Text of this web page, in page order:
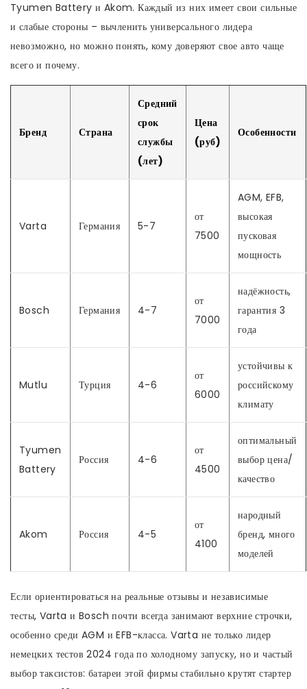
Tyumen Battery и Akom. Каждый из них имеет свои сильные
и слабые стороны – вычленить универсального лидера
невозможно, но можно понять, кому доверяют свое авто чаще
всего и почему.
Бренд Страна
Средний
срок
службы
(лет)
Цена
(руб)
Особенности
Varta Германия 5-7
от
7500
AGM, EFB,
высокая
пусковая
мощность
Bosch Германия 4-7
от
7000
надёжность,
гарантия 3
года
Mutlu Турция 4-6
от
6000
устойчивы к
российскому
климату
Tyumen
Battery
Россия 4-6
от
4500
оптимальный
выбор цена/
качество
Akom Россия 4-5
от
4100
народный
бренд, много
моделей
Если ориентироваться на реальные отзывы и независимые
тесты, Varta и Bosch почти всегда занимают верхние строчки,
особенно среди AGM и EFB-класса. Varta не только лидер
немецких тестов 2024 года по холодному запуску, но и частый
выбор таксистов: батареи этой фирмы стабильно крутят стартер